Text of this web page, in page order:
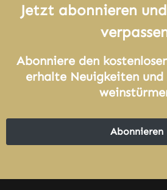
Jetzt abonnieren
Abonniere den
erhalte Neuigkeiten
Abonnieren